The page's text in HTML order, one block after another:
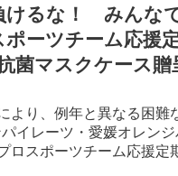
けるな！ みんな
ポーツチーム応援
菌マスクケース
より、例年と異なる困
イレーツ・愛媛オレン
ロスポーツチーム応援定